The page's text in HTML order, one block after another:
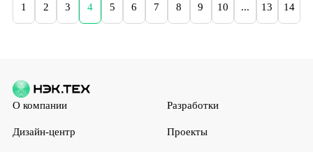
1 2 3 4 5 6 7 8 9 10 ... 13 14
О компании Разработки
Дизайн-центр Проекты